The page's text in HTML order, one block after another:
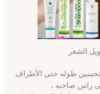
الشعر
طوله حتي الأطراف
راس صاحبه ،